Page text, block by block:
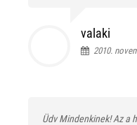
valaki
2010.
Üdv Mindenkinek! Az a